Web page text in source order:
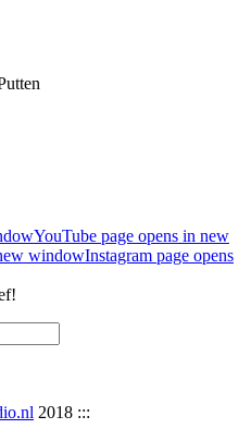
YouTube page opens in new
windowInstagram page opens
2018 :::